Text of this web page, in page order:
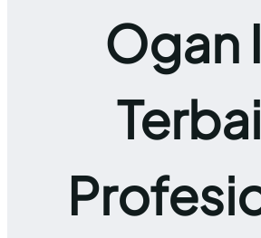
Ogan